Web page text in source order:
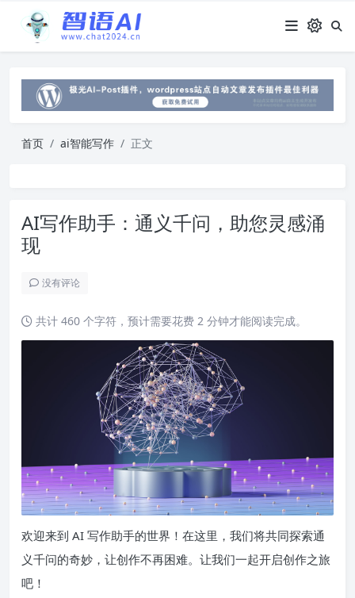
首页 ai智能写作 正文
AI写作助手：通义千问，助您灵感涌
现
没有评论
共计 460 个字符，预计需要花费 2 分钟才能阅读完成。
欢迎来到 AI 写作助手的世界！在这里，我们将共同探索通
义千问的奇妙，让创作不再困难。让我们一起开启创作之旅
吧！